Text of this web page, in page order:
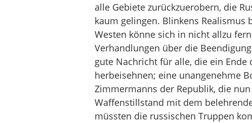
alle Gebiete zurückzuerobern, die
kaum gelingen. Blinkens Realismus
Westen könne sich in nicht allzu
Verhandlungen über die
gute Nachricht für alle, die ein
herbeisehnen; eine unangenehme
Zimmermanns der Republik, die
Waffenstillstand mit dem
müssten die russischen Truppen